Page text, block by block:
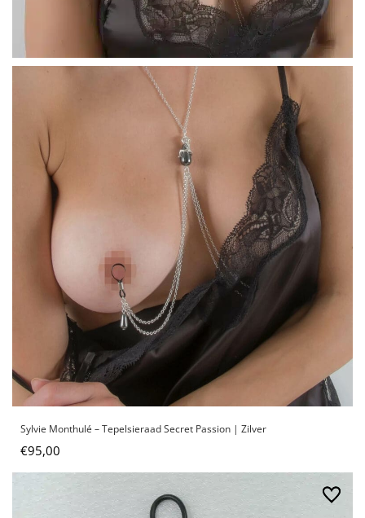
Sylvie Monthulé – Tepelsieraad Secret Passion | Zilver
€95,00